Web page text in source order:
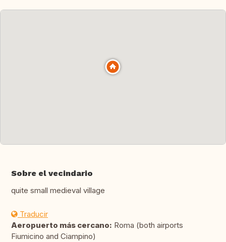
Sobre el vecindario
quite small medieval village
Traducir
Aeropuerto más cercano: Roma (both airports
Fiumicino and Ciampino)